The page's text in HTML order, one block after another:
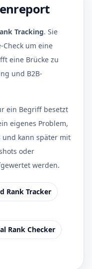
Tracking. Sie
Check um eine
eine Brücke zu
und B2B-
ein Begriff besetzt
eigenes Problem,
und kann später mit
oder
werden.
Rank Tracker
Rank Checker